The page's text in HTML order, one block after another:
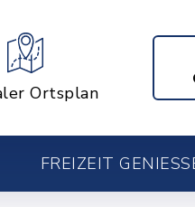
Ortsplan
FREIZEIT